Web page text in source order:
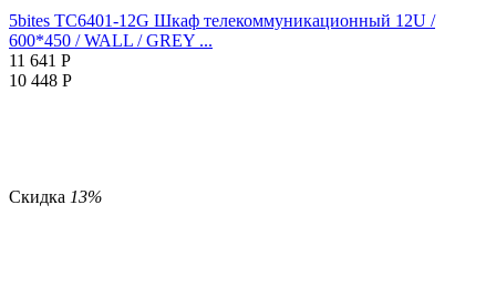
5bites TC6401-12G Шкаф телекоммуникационный 12U /
600*450 / WALL / GREY ...
11 641 Р
10 448 Р
Скидка 13%